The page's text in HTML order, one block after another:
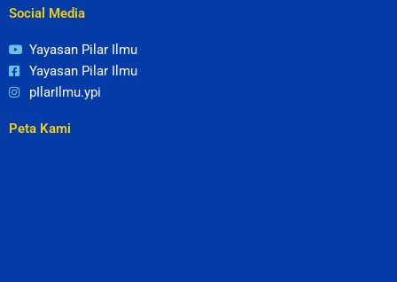
Social Media
Yayasan Pilar Ilmu
Yayasan Pilar Ilmu
pIlarIlmu.ypi
Peta Kami